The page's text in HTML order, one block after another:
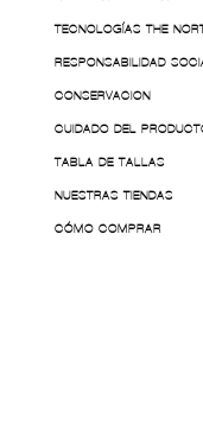
TECNOLOGÍAS THE
RESPONSABILIDAD
CONSERVACION
CUIDADO DEL
TABLA DE TALLAS
NUESTRAS TIENDAS
CÓMO COMPRAR